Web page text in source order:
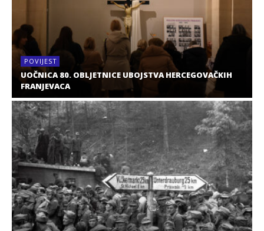
POVIJEST
UOČNICA 80. OBLJETNICE UBOJSTVA HERCEGOVAČKIH
FRANJEVACA